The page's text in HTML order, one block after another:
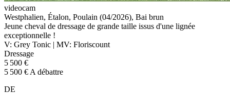
videocam
Westphalien, Étalon, Poulain (04/2026), Bai brun
Jeune cheval de dressage de grande taille issus d'une lignée
exceptionnelle !
V: Grey Tonic | MV: Floriscount
Dressage
5 500 €
5 500 € A débattre
DE